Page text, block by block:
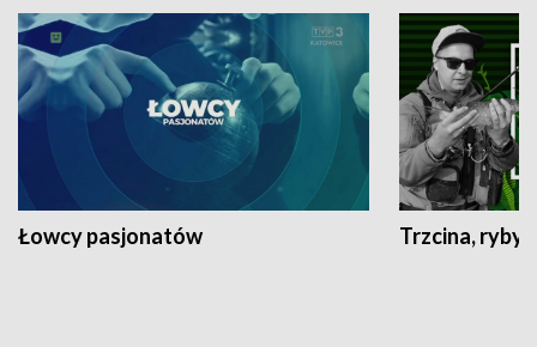
Łowcy pasjonatów Trzcina, ryby